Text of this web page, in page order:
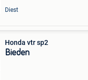
Diest
Honda vtr sp2
Bieden